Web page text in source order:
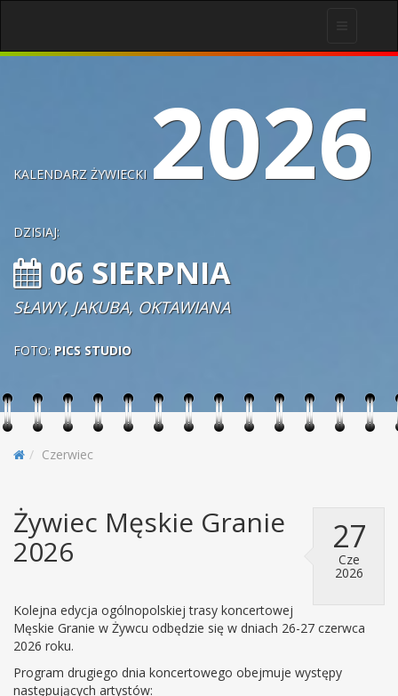
KALENDARZ ŻYWIECKI 2026
DZISIAJ:
06 SIERPNIA
SŁAWY, JAKUBA, OKTAWIANA
FOTO: PICS STUDIO
Czerwiec
27
Cze
2026
Żywiec Męskie Granie
2026
Kolejna edycja ogólnopolskiej trasy koncertowej
Męskie Granie w Żywcu odbędzie się w dniach 26-27 czerwca
2026 roku.
Program drugiego dnia koncertowego obejmuje występy
następujących artystów: